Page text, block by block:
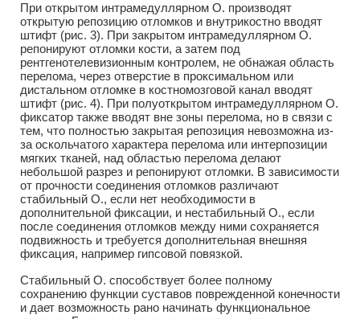
При открытом интрамедуллярном О. производят
открытую репозицию отломков и внутрикостно вводят
штифт (рис. 3). При закрытом интрамедуллярном О.
репонируют отломки кости, а затем под
рентгенотелевизионным контролем, не обнажая область
перелома, через отверстие в проксимальном или
дистальном отломке в костномозговой канал вводят
штифт (рис. 4). При полуоткрытом интрамедуллярном О.
фиксатор также вводят вне зоны перелома, но в связи с
тем, что полностью закрытая репозиция невозможна из-
за оскольчатого характера перелома или интерпозиции
мягких тканей, над областью перелома делают
небольшой разрез и репонируют отломки. В зависимости
от прочности соединения отломков различают
стабильный О., если нет необходимости в
дополнительной фиксации, и нестабильный О., если
после соединения отломков между ними сохраняется
подвижность и требуется дополнительная внешняя
фиксация, например гипсовой повязкой.
Стабильный О. способствует более полному
сохранению функции суставов поврежденной конечности
и дает возможность рано начинать функциональное